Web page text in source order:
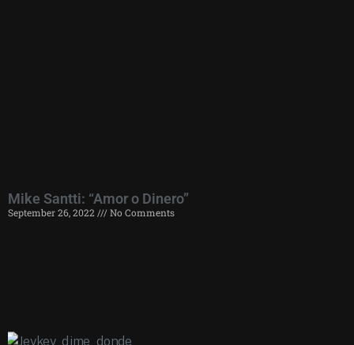
Mike Santti: “Amor o Dinero”
September 26, 2022 No Comments